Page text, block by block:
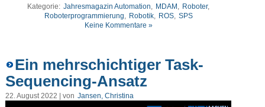
Kategorie: Jahresmagazin Automation, MDAM , Roboter,
Roboterprogrammierung, Robotik, ROS, SPS
Keine Kommentare »
Ein mehrschichtiger Task-
Sequencing-Ansatz
22. August 2022 | von Jansen, Christina